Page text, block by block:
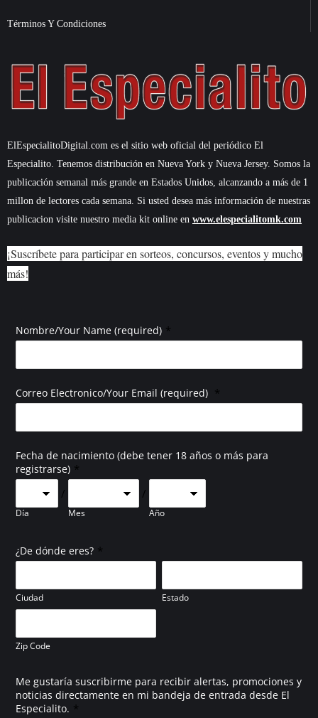
Términos Y Condiciones
ElEspecialitoDigital.com es el sitio web oficial del periódico El
Especialito. Tenemos distribución en Nueva York y Nueva Jersey. Somos la
publicación semanal más grande en Estados Unidos, alcanzando a más de 1
millon de lectores cada semana. Si usted desea más información de nuestras
publicacion visite nuestro media kit online en www.elespecialitomk.com
¡Suscríbete para participar en sorteos, concursos, eventos y mucho
más!
Nombre/Your Name (required) *
Correo Electronico/Your Email (required) *
Fecha de nacimiento (debe tener 18 años o más para
registrarse) *
Día
/
Mes
/
Año
¿De dónde eres? *
Ciudad Estado
Zip Code
Me gustaría suscribirme para recibir alertas, promociones y
noticias directamente en mi bandeja de entrada desde El
Especialito. *